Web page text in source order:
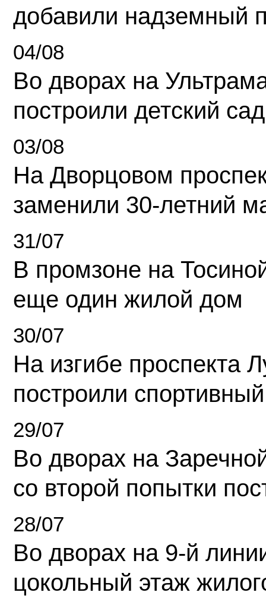
добавили надземный
04/08
Во дворах на
построили детский сад
03/08
На Дворцовом
заменили 30-летний
31/07
В промзоне на
еще один жилой дом
30/07
На изгибе проспекта
построили
29/07
Во дворах на
со второй попытки
28/07
Во дворах на 9-й
цокольный этаж